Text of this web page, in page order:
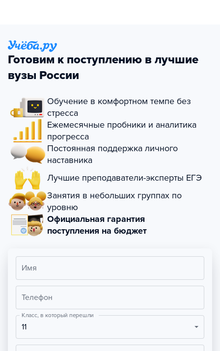
Готовим к поступлению в лучшие
вузы России
Обучение в комфортном темпе без
стресса
Ежемесячные пробники и аналитика
прогресса
Постоянная поддержка личного
наставника
Лучшие преподаватели-эксперты ЕГЭ
Занятия в небольших группах по
уровню
Официальная гарантия
поступления на бюджет
Имя
Телефон
Класс, в который перешли
11